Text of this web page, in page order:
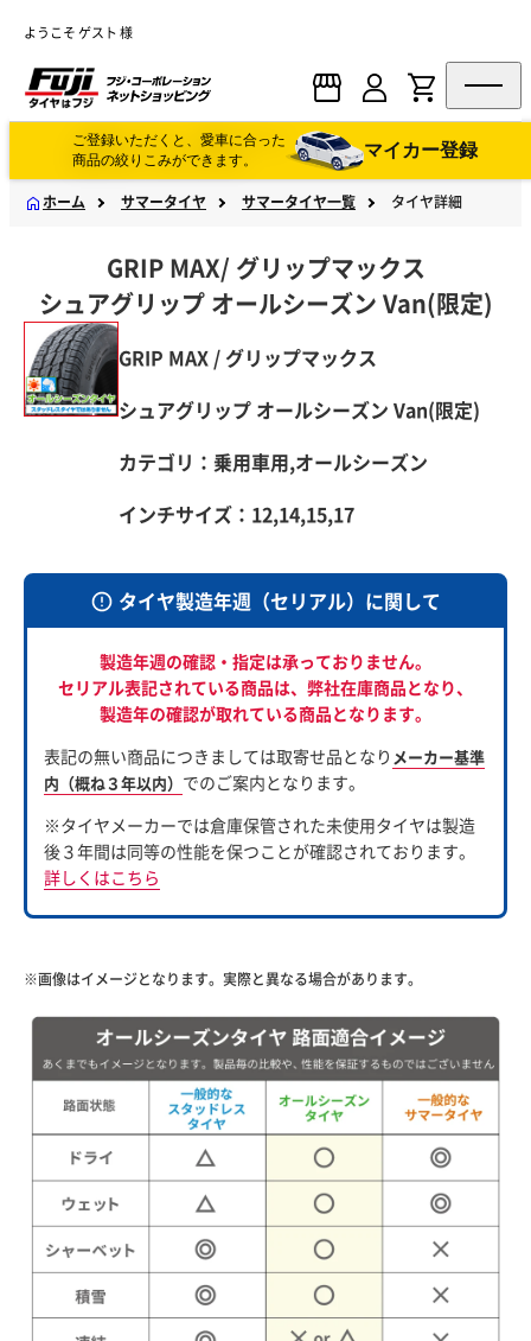
ようこそ ゲスト 様
ご登録いただくと、愛車に合った
商品の絞りこみができます。
マイカー登録
ホーム サマータイヤ サマータイヤ一覧 タイヤ詳細
GRIP MAX/ グリップマックス
シュアグリップ オールシーズン Van(限定)
GRIP MAX / グリップマックス
シュアグリップ オールシーズン Van(限定)
カテゴリ：乗用車用,オールシーズン
インチサイズ：12,14,15,17
タイヤ製造年週（セリアル）に関して
製造年週の確認・指定は承っておりません。
セリアル表記されている商品は、 弊社在庫商品となり、
製造年の確認が取れている商品となります。
表記の無い商品につきましては取寄せ品となり メーカー基準
内（概ね３年以内） でのご案内となります。
※タイヤメーカーでは倉庫保管された未使用タイヤは製造
後３年間は同等の性能を保つことが確認されております。
詳しくはこちら
※画像はイメージとなります。実際と異なる場合があります。